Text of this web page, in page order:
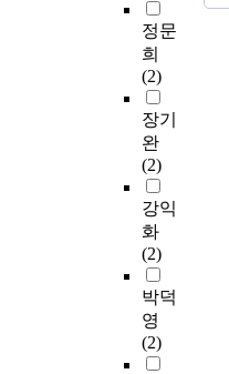
정문
희
(2)
장기
완
(2)
강익
화
(2)
박덕
영
(2)